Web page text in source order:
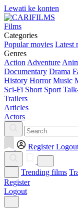
Lewati ke konten
Films
Categories
Popular movies Latest
Genres
Action Adventure
Documentary Drama
History Horror Music
Sci-Fi Short Sport
Trailers
Articles
Actors
Register
Trending films
Register
Logout